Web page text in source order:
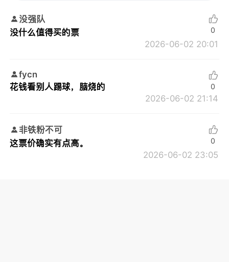
没强队
没什么值得买的票
2026-06-02 20:01
0
fycn
花钱看别人踢球，脑烧的
2026-06-02 21:14
0
非铁粉不可
这票价确实有点高。
2026-06-02 23:05
0